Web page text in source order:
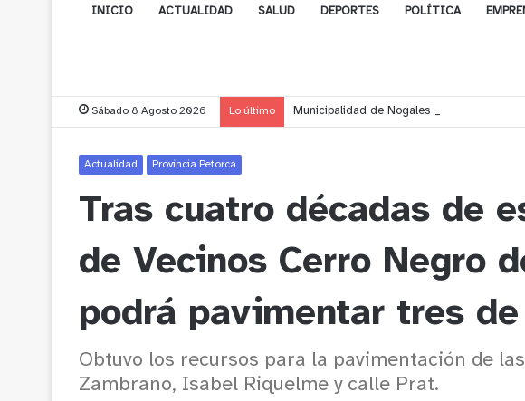
INICIO ACTUALIDAD SALUD DEPORTES POLÍTICA
Sábado 8 Agosto 2026 Lo último Municipalidad de Nogales impulsa
Actualidad Provincia Petorca
Tras cuatro décadas de
de Vecinos Cerro Negro
podrá pavimentar tres
Obtuvo los recursos para la pavimentación de
Zambrano, Isabel Riquelme y calle Prat.